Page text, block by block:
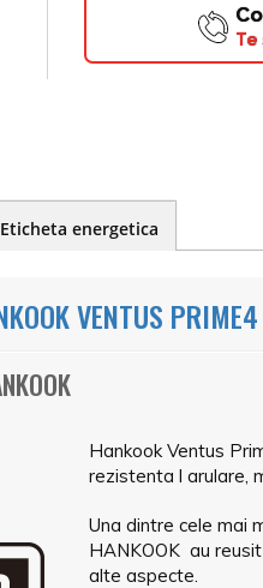
Te
Eticheta energetica
VENTUS
Hankook Ventus
rezistenta l arulare,
Una dintre cele mai
HANKOOK au
alte aspecte.